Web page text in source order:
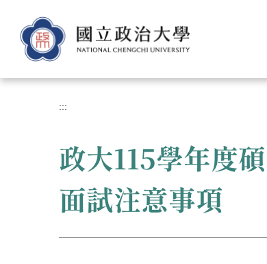
容
:::
政大115學年度
面試注意事項